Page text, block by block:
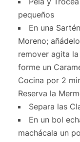
pequeños
En una
Moreno;
remover agita
forme un
Cocina por 2
Reserva la
Separa las
En un bol
machácala un